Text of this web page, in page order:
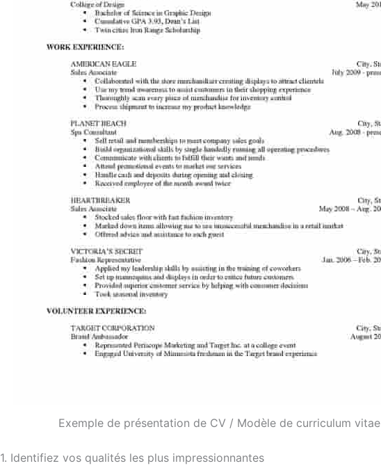
Exemple de présentation de CV / Modèle de curriculum vitae
1. Identifiez vos qualités les plus impressionnantes